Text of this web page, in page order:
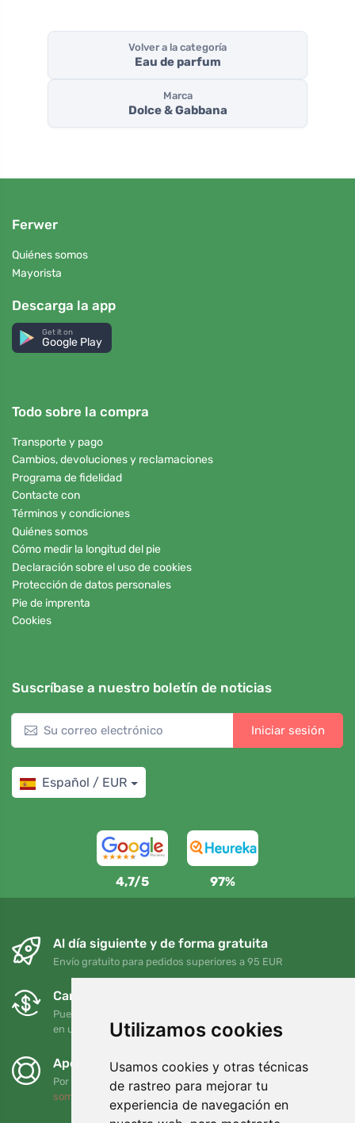
Utilizamos cookies
Usamos cookies y otras técnicas
de rastreo para mejorar tu
experiencia de navegación en
Volver a la categoría
Eau de parfum
Marca
Dolce & Gabbana
Ferwer
Quiénes somos
Mayorista
Descarga la app
Get it on
Google Play
Todo sobre la compra
Transporte y pago
Cambios, devoluciones y reclamaciones
Programa de fidelidad
Contacte con
Términos y condiciones
Quiénes somos
Cómo medir la longitud del pie
Declaración sobre el uso de cookies
Protección de datos personales
Pie de imprenta
Cookies
Suscríbase a nuestro boletín de noticias
Iniciar sesión
Español / EUR
4,7/5 97%
Al día siguiente y de forma gratuita
Envío gratuito para pedidos superiores a 95 EUR
Cambios y devoluciones gratuitos
Puede devolver o cambiar su pedido en cualquier momento
en un plazo de 90 días
Apoyamos a Trees.org
Por cada pedido plantamos un árbol. Leer más
somos